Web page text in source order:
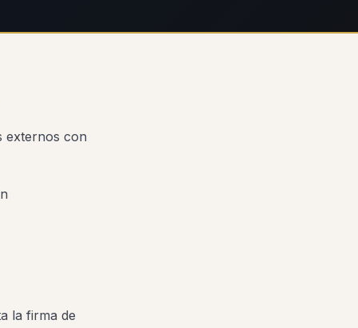
externos con
la firma de